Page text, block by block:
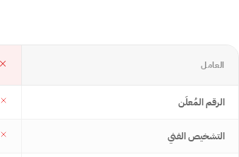
العامل
الرقم المُعلَن
التشخيص الفني